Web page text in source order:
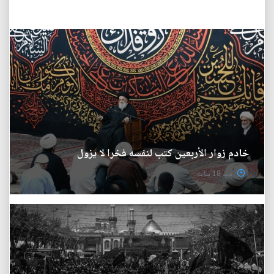
خادم زوار الأربعين كتب لنفسه فخرا لا يزول
منذ 18 ساعة